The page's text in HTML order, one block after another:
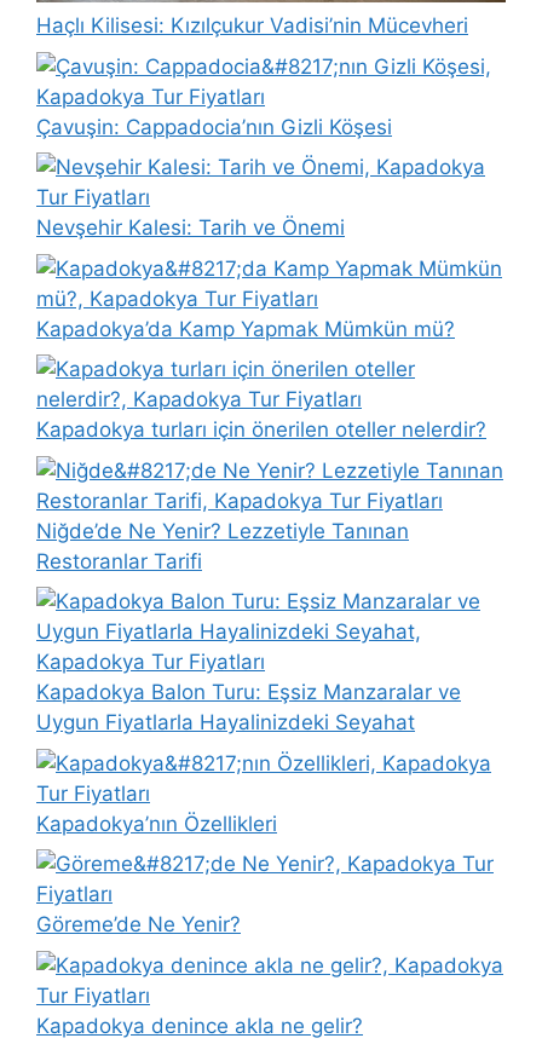
Haçlı Kilisesi: Kızılçukur Vadisi’nin Mücevheri
Çavuşin: Cappadocia’nın Gizli Köşesi
Nevşehir Kalesi: Tarih ve Önemi
Kapadokya’da Kamp Yapmak Mümkün mü?
Kapadokya turları için önerilen oteller nelerdir?
Niğde’de Ne Yenir? Lezzetiyle Tanınan
Restoranlar Tarifi
Kapadokya Balon Turu: Eşsiz Manzaralar ve
Uygun Fiyatlarla Hayalinizdeki Seyahat
Kapadokya’nın Özellikleri
Göreme’de Ne Yenir?
Kapadokya denince akla ne gelir?